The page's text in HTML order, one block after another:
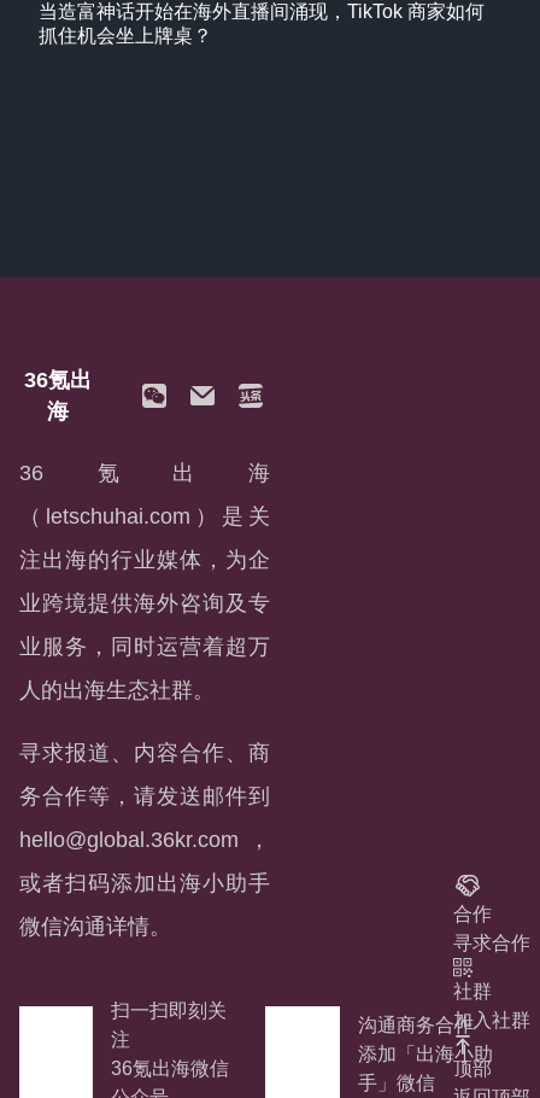
当造富神话开始在海外直播间涌现，TikTok 商家如何
抓住机会坐上牌桌？
合作
寻求合作
社群
加入社群
顶部
36氪出
海
36氪出海
（letschuhai.com）是关
注出海的行业媒体，为企
业跨境提供海外咨询及专
业服务，同时运营着超万
人的出海生态社群。
寻求报道、内容合作、商
务合作等，请发送邮件到
hello@global.36kr.com ，
或者扫码添加出海小助手
微信沟通详情。
扫一扫即刻关
注
36氪出海微信
沟通商务合作
添加「出海小助
手」微信